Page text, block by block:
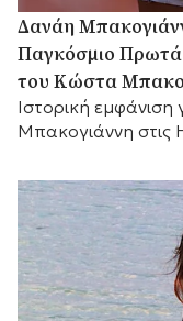
Δανάη
Παγκόσμιο
του Κώστα
Ιστορική
Μπακογιάννη στις